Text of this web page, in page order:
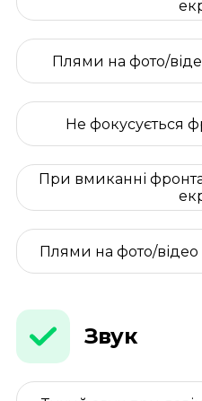
Плями на фото/
Не фокусується
При вмиканні
Плями на фото/
Звук